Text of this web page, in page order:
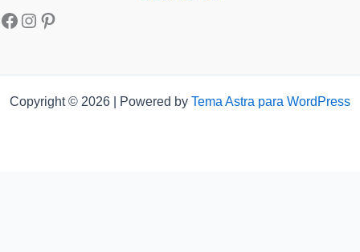
Copyright © 2026 | Powered by Tema Astra para WordPress